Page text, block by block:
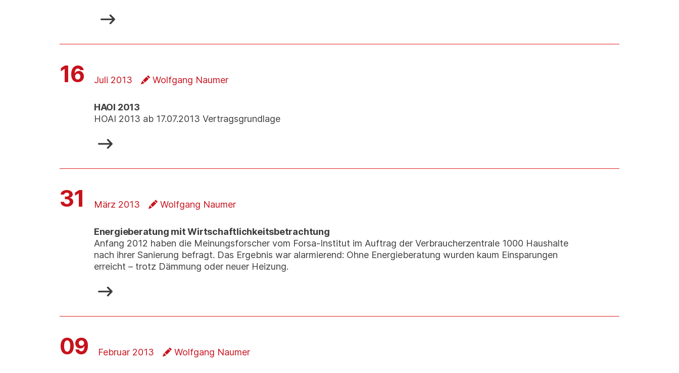
HAOI 2013
HOAI 2013 ab 17.07.2013 Vertragsgrundlage
16 Juli 2013 Wolfgang Naumer
Energieberatung mit Wirtschaftlichkeitsbetrachtung
Anfang 2012 haben die Meinungs­forscher vom Forsa-Institut im Auftrag der Verbraucherzentrale 1000 Haushalte
nach ihrer Sanierung befragt. Das Ergebnis war alarmierend: Ohne Energieberatung wurden kaum Einsparungen
erreicht – trotz Dämmung oder neuer Heizung.
31 März 2013 Wolfgang Naumer
09 Februar 2013 Wolfgang Naumer